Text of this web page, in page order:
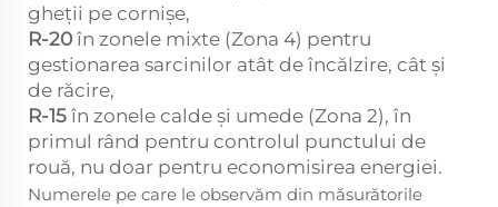
gheții pe cornișe,
R-20 în zonele mixte (Zona 4) pentru
gestionarea sarcinilor atât de încălzire, cât și
de răcire,
R-15 în zonele calde și umede (Zona 2), în
primul rând pentru controlul punctului de
rouă, nu doar pentru economisirea energiei.
Numerele pe care le observăm din măsurătorile